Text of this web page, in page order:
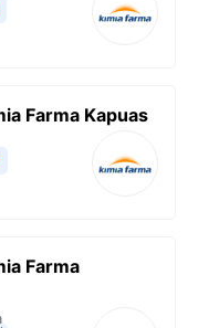
Farma Kapuas
Farma